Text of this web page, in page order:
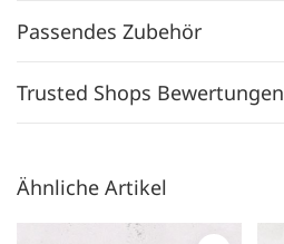
Passendes Zubehör
Trusted Shops Bewertungen
Ähnliche Artikel